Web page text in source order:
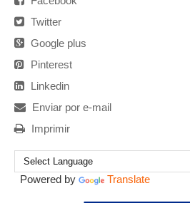
Twitter
Google plus
Pinterest
Linkedin
Enviar por e-mail
Imprimir
Powered by Translate